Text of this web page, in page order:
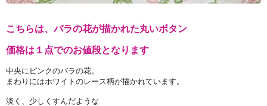
こちらは、バラの花が描かれた丸いボタン
価格は１点でのお値段となります
中央にピンクのバラの花。
まわりにはホワイトのレース柄が描かれています。
淡く、少しくすんだような